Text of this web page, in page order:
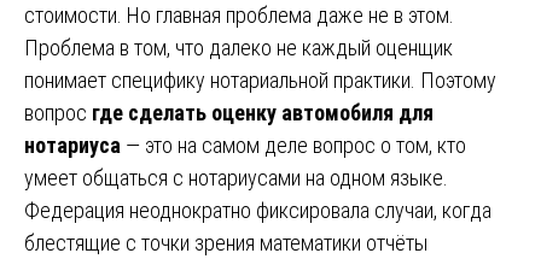
стоимости. Но главная проблема даже не в этом.
Проблема в том, что далеко не каждый оценщик
понимает специфику нотариальной практики. Поэтому
вопрос где сделать оценку автомобиля для
нотариуса — это на самом деле вопрос о том, кто
умеет общаться с нотариусами на одном языке.
Федерация неоднократно фиксировала случаи, когда
блестящие с точки зрения математики отчёты